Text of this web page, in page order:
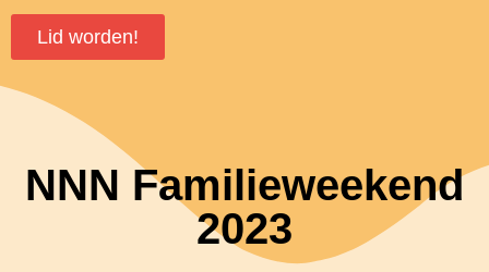
Lid worden!
NNN Familieweekend
2023